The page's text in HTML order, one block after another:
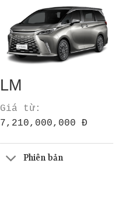
LM
Giá từ:
7,210,000,000 Đ
Phiên bản